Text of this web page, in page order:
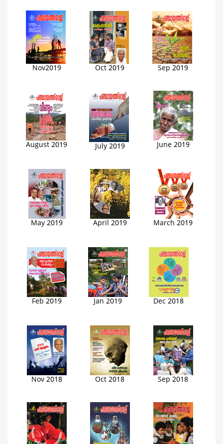
Nov2019 Oct 2019 Sep 2019
August 2019 July 2019 June 2019
May 2019 April 2019 March 2019
Feb 2019 Jan 2019 Dec 2018
Nov 2018 Oct 2018 Sep 2018